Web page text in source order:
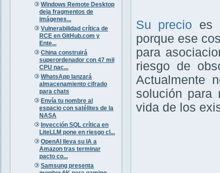
Windows Remote Desktop
deja fragmentos de
imágenes...
Vulnerabilidad crítica de
RCE en GitHub.com y
Ente...
China construirá
superordenador con 47 mil
CPU nac...
WhatsApp lanzará
almacenamiento cifrado
para chats
Envía tu nombre al
espacio con satélites de la
NASA
Inyección SQL crítica en
LiteLLM pone en riesgo cl...
OpenAI lleva su IA a
Amazon tras terminar
pacto co...
Samsung presenta
Su precio es
porque ese
para
riesgo de
Actualmente
solución para
vida de los